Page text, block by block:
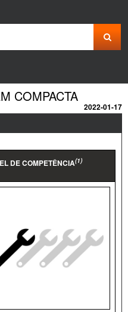
COMPACTA
2022-01-17
DE COMPETÊNCIA(1)